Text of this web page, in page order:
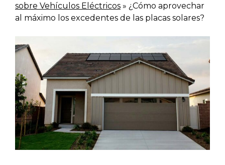
sobre Vehículos Eléctricos » ¿Cómo aprovechar
al máximo los excedentes de las placas solares?